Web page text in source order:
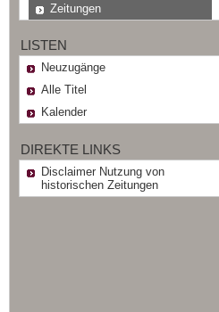
Zeitungen
LISTEN
Neuzugänge
Alle Titel
Kalender
DIREKTE LINKS
Disclaimer Nutzung von
historischen Zeitungen